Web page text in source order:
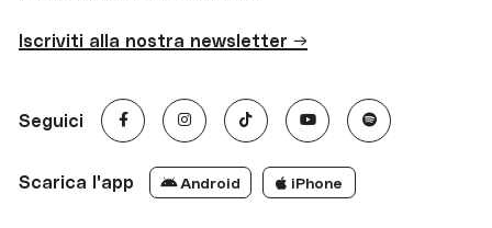
Iscriviti alla nostra newsletter →
Seguici
Scarica l'app Android iPhone